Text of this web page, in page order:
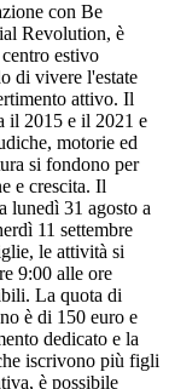
con Be
Revolution, è
estivo
di vivere l'estate
attivo. Il
il 2015 e il 2021 e
motorie ed
si fondono per
e crescita. Il
lunedì 31 agosto a
11 settembre
le attività si
9:00 alle ore
La quota di
è di 150 euro e
dedicato e la
iscrivono più figli
è possibile